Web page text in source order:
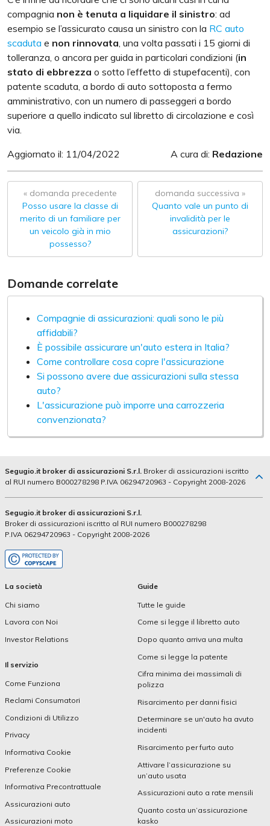
compagnia non è tenuta a liquidare il sinistro: ad
esempio se l’assicurato causa un sinistro con la RC auto
scaduta e non rinnovata , una volta passati i 15 giorni di
tolleranza, o ancora per guida in particolari condizioni (in
stato di ebbrezza o sotto l’effetto di stupefacenti), con
patente scaduta, a bordo di auto sottoposta a fermo
amministrativo, con un numero di passeggeri a bordo
superiore a quello indicato sul libretto di circolazione e così
via.
Aggiornato il: 11/04/2022
A cura di: Redazione
« domanda precedente
Posso usare la classe di
merito di un familiare per
un veicolo già in mio
possesso?
domanda successiva »
Quanto vale un punto di
invalidità per le
assicurazioni?
Domande correlate
Compagnie di assicurazioni: quali sono le più
affidabili?
È possibile assicurare un'auto estera in Italia?
Come controllare cosa copre l'assicurazione
Si possono avere due assicurazioni sulla stessa
auto?
L'assicurazione può imporre una carrozzeria
convenzionata?
Segugio.it broker di assicurazioni S.r.l. Broker di assicurazioni iscritto
al RUI numero B000278298 P.IVA 06294720963 - Copyright 2008-2026
La società
Chi siamo
Lavora con Noi
Investor Relations
Il servizio
Come Funziona
Reclami Consumatori
Condizioni di Utilizzo
Privacy
Informativa Cookie
Preferenze Cookie
Informativa Precontrattuale
Assicurazioni auto
Assicurazioni moto
Guide
Tutte le guide
Come si legge il libretto auto
Dopo quanto arriva una multa
Come si legge la patente
Cifra minima dei massimali di
polizza
Risarcimento per danni fisici
Determinare se un'auto ha avuto
incidenti
Risarcimento per furto auto
Attivare l’assicurazione su
un’auto usata
Assicurazioni auto a rate mensili
Quanto costa un’assicurazione
kasko
Segugio.it broker di assicurazioni S.r.l.
Broker di assicurazioni iscritto al RUI numero B000278298
P.IVA 06294720963 - Copyright 2008-2026